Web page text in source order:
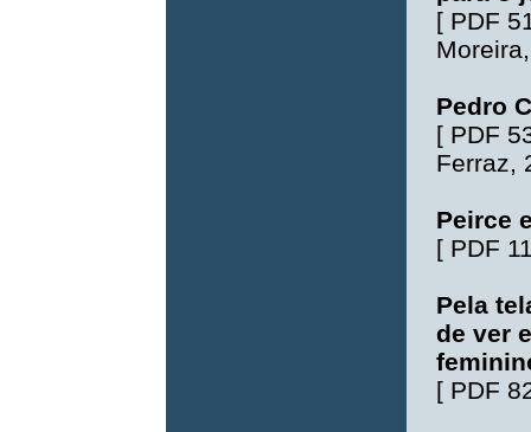
[ PDF
Moreira
Pedro
[ PDF
Ferraz,
Peirce
[ PDF
Pela
de ver
[ PDF